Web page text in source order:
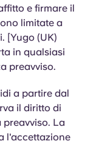
e firmare il
limitate a
[Yugo (UK)
in qualsiasi
preavviso.
a partire dal
il diritto di
La
l'accettazione